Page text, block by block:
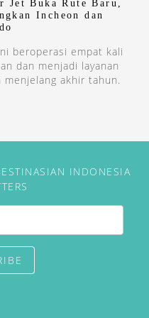
Jet Buka Rute Baru,
Incheon dan
beroperasi empat kali
dan menjadi layanan
menjelang akhir tahun.
INDONESIA